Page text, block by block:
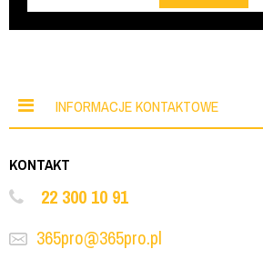
INFORMACJE KONTAKTOWE
KONTAKT
22 300 10 91
365pro@365pro.pl